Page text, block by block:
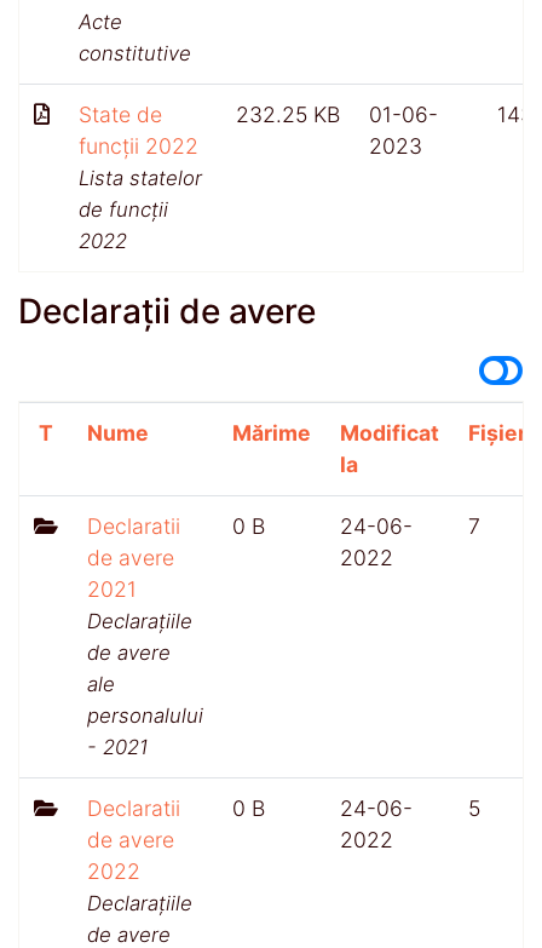
Acte
constitutive
State de
funcții 2022
Lista statelor
de funcții
2022
232.25 KB
01-06-
2023
Declarații de avere
T Nume Mărime
Modificat
la
Fișiere
Declaratii
de avere
2021
Declarațiile
de avere
ale
personalului
- 2021
0 B
24-06-
2022
7
Declaratii
de avere
2022
Declarațiile
de avere
0 B
24-06-
2022
5